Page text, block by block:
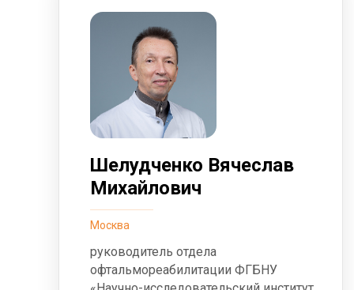
Шелудченко Вячеслав
Михайлович
Москва
руководитель отдела
офтальмореабилитации ФГБНУ